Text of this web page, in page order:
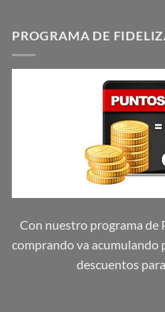
PROGRAMA DE
Con nuestro programa de
comprando va acumulando
descuentos